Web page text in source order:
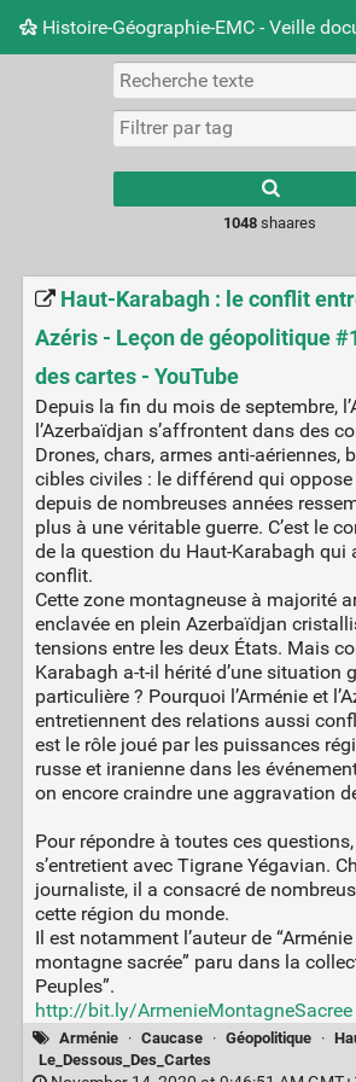
Histoire-Géographie-EMC - Veille
Nuage de tags Mur d'images
1048 shaares
Haut-Karabagh : le conflit
Azéris - Leçon de géopolitique
des cartes - YouTube
Depuis la fin du mois de septembre,
l’Azerbaïdjan s’affrontent dans des
Drones, chars, armes anti-aériennes,
cibles civiles : le différend qui
depuis de nombreuses années
plus à une véritable guerre. C’est le
de la question du Haut-Karabagh qui
conflit.
Cette zone montagneuse à majorité
enclavée en plein Azerbaïdjan
tensions entre les deux États. Mais
Karabagh a-t-il hérité d’une situation
particulière ? Pourquoi l’Arménie et
entretiennent des relations aussi
est le rôle joué par les puissances
russe et iranienne dans les
on encore craindre une aggravation
Pour répondre à toutes ces
s’entretient avec Tigrane Yégavian.
journaliste, il a consacré de
cette région du monde.
Il est notamment l’auteur de “Arménie
montagne sacrée” paru dans la
Peuples”.
http://bit.ly/ArmenieMontagneSacree
Arménie · Caucase · Géopolitique ·
Le_Dessous_Des_Cartes